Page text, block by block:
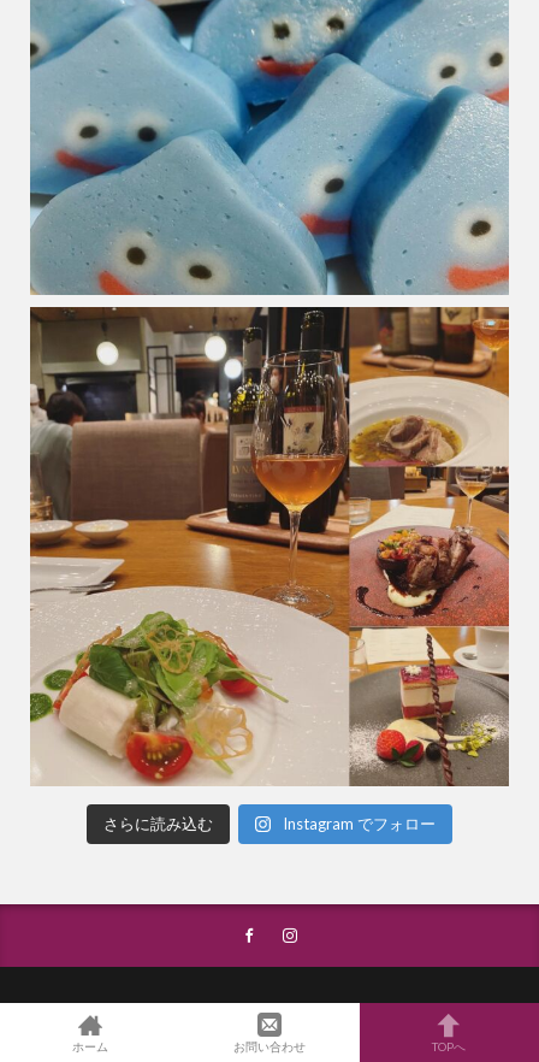
さらに読み込む Instagram でフォロー
© Copyright 2026La Carriere
ホーム お問い合わせ TOPへ